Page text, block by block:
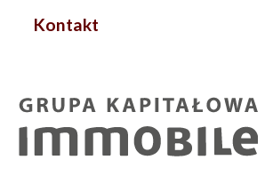
Kontakt